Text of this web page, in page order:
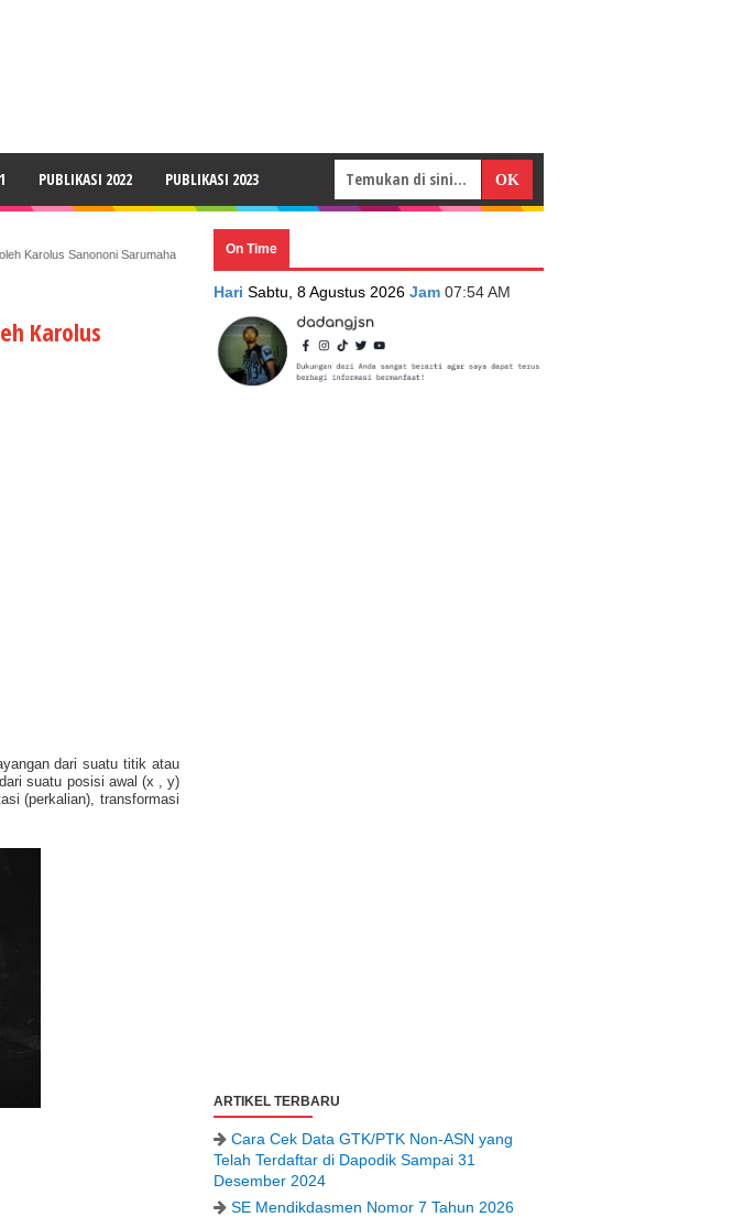
PUBLIKASI 2022 PUBLIKASI 2023
Karolus Sanononi Sarumaha
Karolus
dari suatu titik atau
suatu posisi awal (x , y)
(perkalian), transformasi
On Time
Hari Sabtu, 8 Agustus 2026 Jam 07:54 AM
ARTIKEL TERBARU
Cara Cek Data GTK/PTK Non-ASN yang
Telah Terdaftar di Dapodik Sampai 31
Desember 2024
SE Mendikdasmen Nomor 7 Tahun 2026